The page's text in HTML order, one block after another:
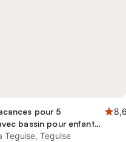
pour 5
bassin pour enfant
8,6
Teguise, Teguise